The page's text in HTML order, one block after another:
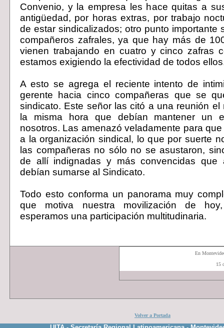
Convenio, y la empresa les hace quitas a
antigüedad, por horas extras, por trabajo
de estar sindicalizados; otro punto importante
compañeros zafrales, ya que hay más de
vienen trabajando en cuatro y cinco zafras
estamos exigiendo la efectividad de todos
A esto se agrega el reciente intento de
gerente hacia cinco compañeras que se
sindicato. Este señor las citó a una reunión el
la misma hora que debían mantener un
nosotros. Las amenazó veladamente para
a la organización sindical, lo que por suerte
las compañeras no sólo no se asustaron,
de allí indignadas y más convencidas que
debían sumarse al Sindicato.
Todo esto conforma un panorama muy
que motiva nuestra movilización de
esperamos una participación multitudinaria.
En
15
Volver a Portada